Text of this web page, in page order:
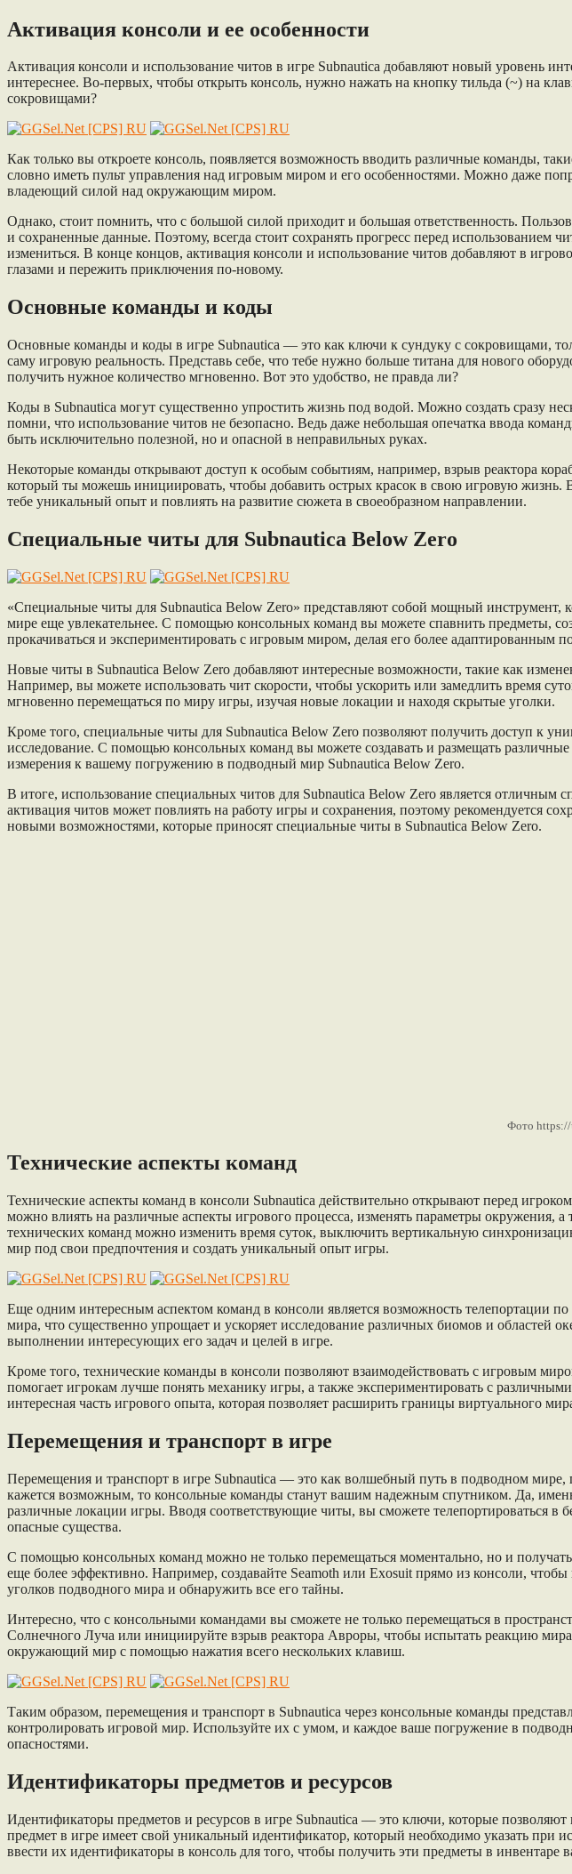
Активация консоли и ее особенности
Активация консоли и использование читов в игре Subnautica добавляют новый уровень
интереснее. Во-первых, чтобы открыть консоль, нужно нажать на кнопку тильда (~) на
сокровищами?
Как только вы откроете консоль, появляется возможность вводить различные команды,
словно иметь пульт управления над игровым миром и его особенностями. Можно даже
владеющий силой над окружающим миром.
Однако, стоит помнить, что с большой силой приходит и большая ответственность.
и сохраненные данные. Поэтому, всегда стоит сохранять прогресс перед
измениться. В конце концов, активация консоли и использование читов добавляют в
глазами и пережить приключения по-новому.
Основные команды и коды
Основные команды и коды в игре Subnautica — это как ключи к сундуку с сокровищами,
саму игровую реальность. Представь себе, что тебе нужно больше титана для нового
получить нужное количество мгновенно. Вот это удобство, не правда ли?
Коды в Subnautica могут существенно упростить жизнь под водой. Можно создать сразу
помни, что использование читов не безопасно. Ведь даже небольшая опечатка ввода
быть исключительно полезной, но и опасной в неправильных руках.
Некоторые команды открывают доступ к особым событиям, например, взрыв реактора
который ты можешь инициировать, чтобы добавить острых красок в свою игровую жизнь.
тебе уникальный опыт и повлиять на развитие сюжета в своеобразном направлении.
Специальные читы для Subnautica Below Zero
«Специальные читы для Subnautica Below Zero» представляют собой мощный
мире еще увлекательнее. С помощью консольных команд вы можете спавнить предметы,
прокачиваться и экспериментировать с игровым миром, делая его более адаптированным
Новые читы в Subnautica Below Zero добавляют интересные возможности, такие как
Например, вы можете использовать чит скорости, чтобы ускорить или замедлить время
мгновенно перемещаться по миру игры, изучая новые локации и находя скрытые уголки.
Кроме того, специальные читы для Subnautica Below Zero позволяют получить доступ к
исследование. С помощью консольных команд вы можете создавать и размещать
измерения к вашему погружению в подводный мир Subnautica Below Zero.
В итоге, использование специальных читов для Subnautica Below Zero является отличным
активация читов может повлиять на работу игры и сохранения, поэтому рекомендуется
новыми возможностями, которые приносят специальные читы в Subnautica Below Zero.
Фото https://
Технические аспекты команд
Технические аспекты команд в консоли Subnautica действительно открывают перед
можно влиять на различные аспекты игрового процесса, изменять параметры
технических команд можно изменить время суток, выключить вертикальную
мир под свои предпочтения и создать уникальный опыт игры.
Еще одним интересным аспектом команд в консоли является возможность
мира, что существенно упрощает и ускоряет исследование различных биомов и областей
выполнении интересующих его задач и целей в игре.
Кроме того, технические команды в консоли позволяют взаимодействовать с игровым
помогает игрокам лучше понять механику игры, а также экспериментировать с
интересная часть игрового опыта, которая позволяет расширить границы виртуального
Перемещения и транспорт в игре
Перемещения и транспорт в игре Subnautica — это как волшебный путь в подводном
кажется возможным, то консольные команды станут вашим надежным спутником. Да,
различные локации игры. Вводя соответствующие читы, вы сможете телепортироваться
опасные существа.
С помощью консольных команд можно не только перемещаться моментально, но и
еще более эффективно. Например, создавайте Seamoth или Exosuit прямо из консоли,
уголков подводного мира и обнаружить все его тайны.
Интересно, что с консольными командами вы сможете не только перемещаться в
Солнечного Луча или инициируйте взрыв реактора Авроры, чтобы испытать реакцию
окружающий мир с помощью нажатия всего нескольких клавиш.
Таким образом, перемещения и транспорт в Subnautica через консольные команды
контролировать игровой мир. Используйте их с умом, и каждое ваше погружение в
опасностями.
Идентификаторы предметов и ресурсов
Идентификаторы предметов и ресурсов в игре Subnautica — это ключи, которые
предмет в игре имеет свой уникальный идентификатор, который необходимо указать при
ввести их идентификаторы в консоль для того, чтобы получить эти предметы в инвентаре